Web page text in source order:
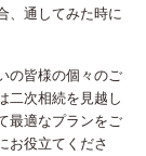
、通してみた時に
の皆様の個々のご
二次相続を見越し
最適なプランをご
お役立てくださ